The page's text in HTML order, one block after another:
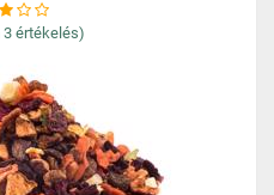
3 értékelés)